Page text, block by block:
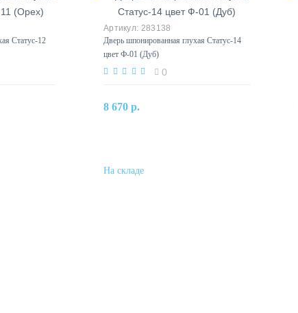
Статус-12
283138
Дверь шпонированная глухая Статус-14
цвет Ф-01 (Дуб)
0
8 670 р.В корзину